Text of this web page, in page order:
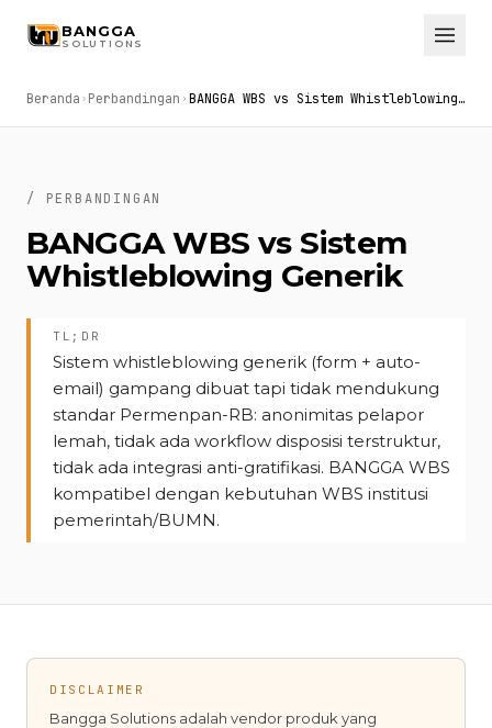
BANGGA
SOLUTIONS
Beranda Perbandingan BANGGA WBS vs Sistem Whistleblowing Generik (form + email)
/ PERBANDINGAN
BANGGA WBS vs Sistem
Whistleblowing Generik
TL;DR
Sistem whistleblowing generik (form + auto-
email) gampang dibuat tapi tidak mendukung
standar Permenpan-RB: anonimitas pelapor
lemah, tidak ada workflow disposisi terstruktur,
tidak ada integrasi anti-gratifikasi. BANGGA WBS
kompatibel dengan kebutuhan WBS institusi
pemerintah/BUMN.
DISCLAIMER
Bangga Solutions adalah vendor produk yang